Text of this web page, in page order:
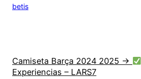
betis
Camiseta Barça 2024 2025 →
Experiencias – LARS7